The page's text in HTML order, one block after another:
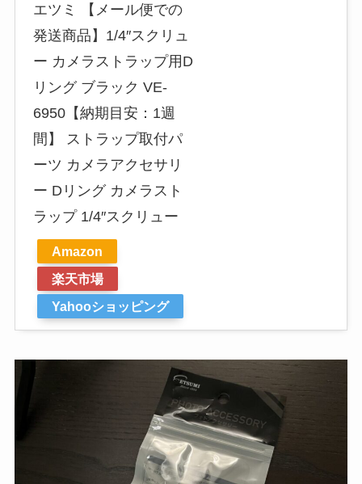
エツミ 【メール便での
発送商品】1/4″スクリュ
ー カメラストラップ用D
リング ブラック VE-
6950【納期目安：1週
間】 ストラップ取付パ
ーツ カメラアクセサリ
ー Dリング カメラスト
ラップ 1/4″スクリュー
Amazon
楽天市場
Yahooショッピング